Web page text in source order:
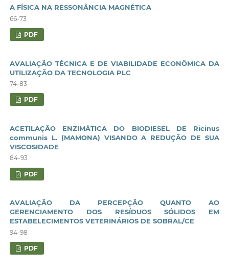
A FÍSICA NA RESSONÂNCIA MAGNÉTICA
66-73
PDF
AVALIAÇÃO TÉCNICA E DE VIABILIDADE ECONÔMICA DA
UTILIZAÇÃO DA TECNOLOGIA PLC
74-83
PDF
ACETILAÇÃO ENZIMÁTICA DO BIODIESEL DE Ricinus
communis L. (MAMONA) VISANDO A REDUÇÃO DE SUA
VISCOSIDADE
84-93
PDF
AVALIAÇÃO DA PERCEPÇÃO QUANTO AO
GERENCIAMENTO DOS RESÍDUOS SÓLIDOS EM
ESTABELECIMENTOS VETERINÁRIOS DE SOBRAL/CE
94-98
PDF